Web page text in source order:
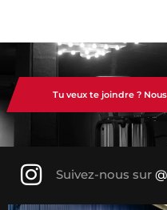
Tu veux te joindre ?
Suivez-nous sur